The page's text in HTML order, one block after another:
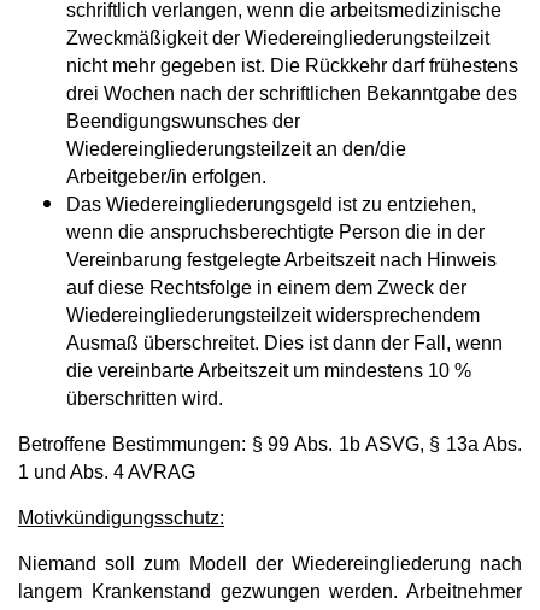
schriftlich verlangen, wenn die arbeitsmedizinische
Zweckmäßigkeit der Wiedereingliederungsteilzeit
nicht mehr gegeben ist. Die Rückkehr darf frühestens
drei Wochen nach der schriftlichen Bekanntgabe des
Beendigungswunsches der
Wiedereingliederungsteilzeit an den/die
Arbeitgeber/in erfolgen.
Das Wiedereingliederungsgeld ist zu entziehen,
wenn die anspruchsberechtigte Person die in der
Vereinbarung festgelegte Arbeitszeit nach Hinweis
auf diese Rechtsfolge in einem dem Zweck der
Wiedereingliederungsteilzeit widersprechendem
Ausmaß überschreitet. Dies ist dann der Fall, wenn
die vereinbarte Arbeitszeit um mindestens 10 %
überschritten wird.
Betroffene Bestimmungen: § 99 Abs. 1b ASVG, § 13a Abs.
1 und Abs. 4 AVRAG
Motivkündigungsschutz:
Niemand soll zum Modell der Wiedereingliederung nach
langem Krankenstand gezwungen werden. Arbeitnehmer